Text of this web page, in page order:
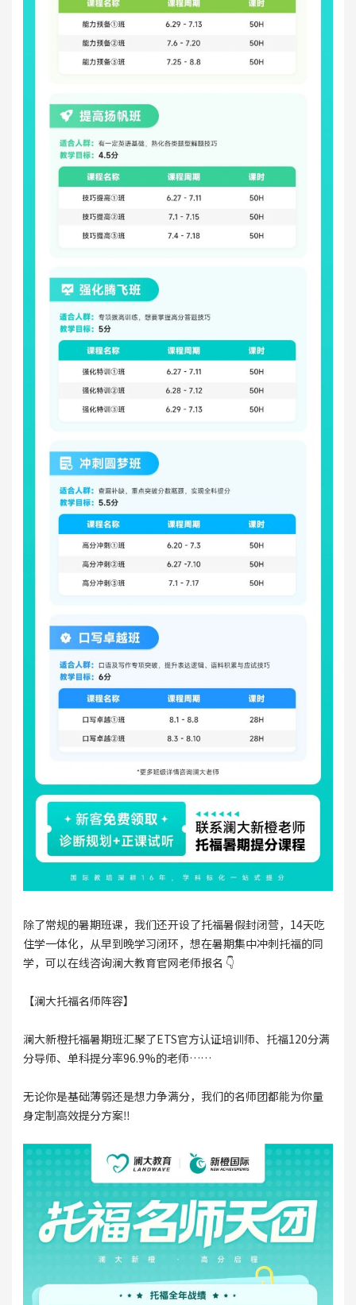
除了常规的暑期班课，我们还开设了托福暑假封闭营，14天吃
住学一体化，从早到晚学习闭环，想在暑期集中冲刺托福的同
学，可以在线咨询澜大教育官网老师报名 👇
【澜大托福名师阵容】
澜大新橙托福暑期班汇聚了ETS官方认证培训师、托福120分满
分导师、单科提分率96.9%的老师……
无论你是基础薄弱还是想力争满分，我们的名师团都能为你量
身定制高效提分方案‼️